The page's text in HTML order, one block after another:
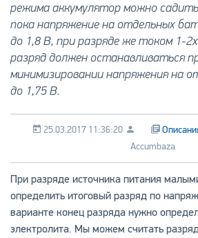
режима аккумулятор можно
пока напряжение на отдельных
до 1,8 В, при разряде же током 1-
разряд должен останавливаться
минимизировании напряжения на
до 1,75 В.
25.03.2017 11:36:20
Accumbaza
При разряде источника питания
определить итоговый разряд по
варианте конец разряда нужно
электролита. Мы можем считать